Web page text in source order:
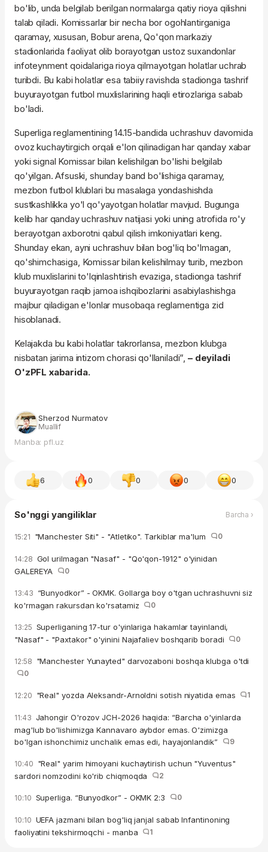
bo'lib, unda belgilab berilgan normalarga qatiy rioya qilishni
talab qiladi. Komissarlar bir necha bor ogohlantirganiga
qaramay, xususan, Bobur arena, Qo'qon markaziy
stadionlarida faoliyat olib borayotgan ustoz suxandonlar
infoteynment qoidalariga rioya qilmayotgan holatlar uchrab
turibdi. Bu kabi holatlar esa tabiiy ravishda stadionga tashrif
buyurayotgan futbol muxlislarining haqli etirozlariga sabab
bo'ladi.
Superliga reglamentining 14.15-bandida uchrashuv davomida
ovoz kuchaytirgich orqali e'lon qilinadigan har qanday xabar
yoki signal Komissar bilan kelishilgan bo'lishi belgilab
qo'yilgan. Afsuski, shunday band bo'lishiga qaramay,
mezbon futbol klublari bu masalaga yondashishda
sustkashlikka yo'l qo'yayotgan holatlar mavjud. Bugunga
kelib har qanday uchrashuv natijasi yoki uning atrofida ro'y
berayotgan axborotni qabul qilish imkoniyatlari keng.
Shunday ekan, ayni uchrashuv bilan bog'liq bo'lmagan,
qo'shimchasiga, Komissar bilan kelishilmay turib, mezbon
klub muxlislarini to'lqinlashtirish evaziga, stadionga tashrif
buyurayotgan raqib jamoa ishqibozlarini asabiylashishga
majbur qiladigan e'lonlar musobaqa reglamentiga zid
hisoblanadi.
Kelajakda bu kabi holatlar takrorlansa, mezbon klubga
nisbatan jarima intizom chorasi qo'llaniladi”, – deyiladi
O'zPFL xabarida.
Sherzod Nurmatov
Muallif
Manba: pfl.uz
6 0 0 0 0
So'nggi yangiliklar Barcha ›
15:21 "Manchester Siti" - "Atletiko". Tarkiblar ma'lum 0
14:28 Gol urilmagan "Nasaf" - "Qo'qon-1912" o'yinidan
GALEREYA
0
13:43 “Bunyodkor” - OKMK. Gollarga boy o'tgan uchrashuvni siz
ko'rmagan rakursdan ko'rsatamiz
0
13:25 Superliganing 17-tur o'yinlariga hakamlar tayinlandi,
"Nasaf" - "Paxtakor" o'yinini Najafaliev boshqarib boradi
0
12:58 "Manchester Yunayted" darvozaboni boshqa klubga o'tdi
0
12:20 "Real" yozda Aleksandr-Arnoldni sotish niyatida emas 1
11:43 Jahongir O'rozov JCH-2026 haqida: “Barcha o'yinlarda
mag'lub bo'lishimizga Kannavaro aybdor emas. O'zimizga
bo'lgan ishonchimiz unchalik emas edi, hayajonlandik”
9
10:40 "Real" yarim himoyani kuchaytirish uchun "Yuventus"
sardori nomzodini ko'rib chiqmoqda
2
10:10 Superliga. “Bunyodkor” - OKMK 2:3 0
10:10 UEFA jazmani bilan bog'liq janjal sabab Infantinoning
faoliyatini tekshirmoqchi - manba
1